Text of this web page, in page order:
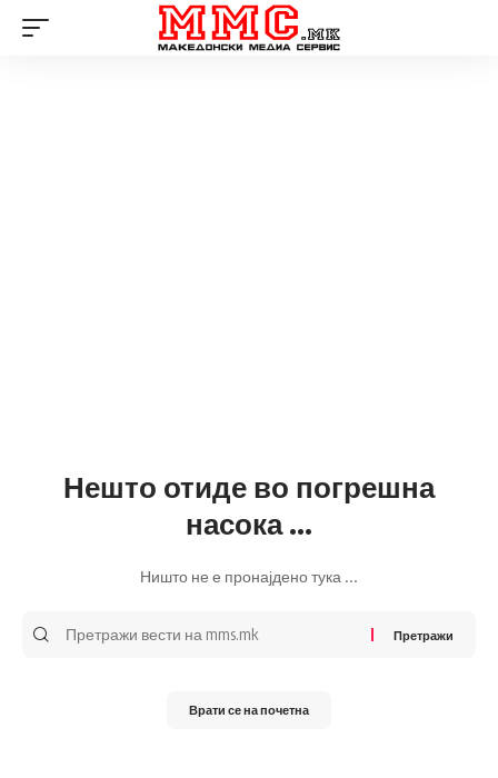
Нешто отиде во погрешна
насока ...
Ништо не е пронајдено тука ...
Претражи
Врати се на почетна